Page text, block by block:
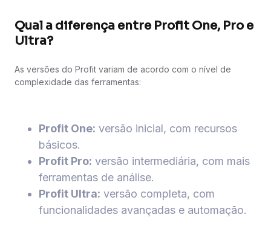
Qual a diferença entre Profit One, Pro e
Ultra?
As versões do Profit variam de acordo com o nível de
complexidade das ferramentas:
Profit One: versão inicial, com recursos
básicos.
Profit Pro: versão intermediária, com mais
ferramentas de análise.
Profit Ultra: versão completa, com
funcionalidades avançadas e automação.